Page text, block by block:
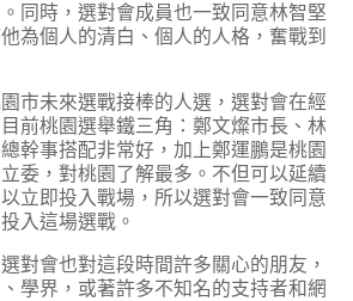
同時，選對會成員也一致同意林智堅
為個人的清白、個人的人格，奮戰到
市未來選戰接棒的人選，選對會在經
前桃園選舉鐵三角：鄭文燦市長、林
幹事搭配非常好，加上鄭運鵬是桃園
委，對桃園了解最多。不但可以延續
立即投入戰場，所以選對會一致同意
入這場選戰。
對會也對這段時間許多關心的朋友，
學界，或著許多不知名的支持者和網